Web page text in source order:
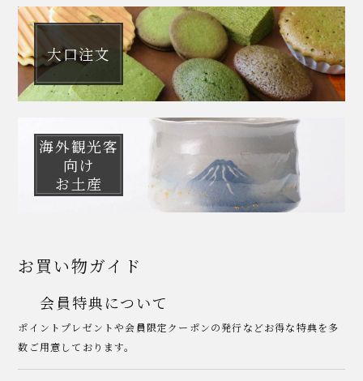
大口注文
海外観光客
向け
お土産
お買い物ガイド
会員特典について
ポイントプレゼントや会員限定クーポンの発行などお得な特典を多
数ご用意しております。